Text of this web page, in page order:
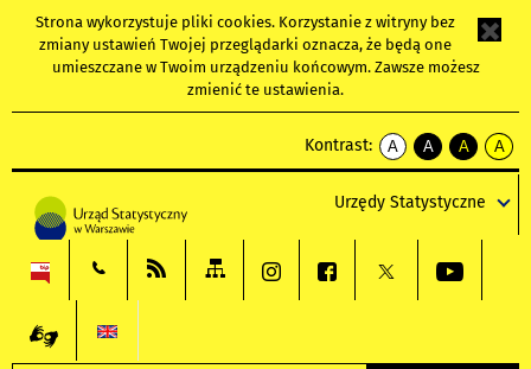
Strona wykorzystuje pliki cookies. Korzystanie z witryny bez
zmiany ustawień Twojej przeglądarki oznacza, że będą one
umieszczane w Twoim urządzeniu końcowym. Zawsze możesz
zmienić te ustawienia.
Kontrast:
A
kontrast
A
kontrast
tekst
czarnym
A
kontrast
tekst
czarnym
A
tekst
żółtym
Urzędy Statystyczne